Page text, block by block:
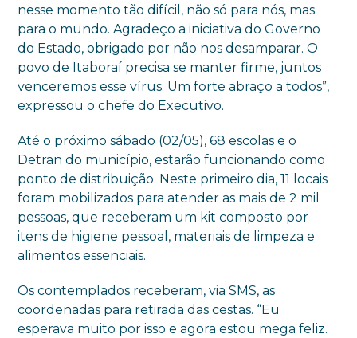
nesse momento tão difícil, não só para nós, mas
para o mundo. Agradeço a iniciativa do Governo
do Estado, obrigado por não nos desamparar. O
povo de Itaboraí precisa se manter firme, juntos
venceremos esse vírus. Um forte abraço a todos”,
expressou o chefe do Executivo.
Até o próximo sábado (02/05), 68 escolas e o
Detran do município, estarão funcionando como
ponto de distribuição. Neste primeiro dia, 11 locais
foram mobilizados para atender as mais de 2 mil
pessoas, que receberam um kit composto por
itens de higiene pessoal, materiais de limpeza e
alimentos essenciais.
Os contemplados receberam, via SMS, as
coordenadas para retirada das cestas. “Eu
esperava muito por isso e agora estou mega feliz.